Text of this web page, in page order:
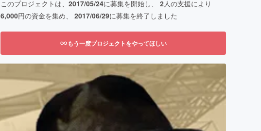
このプロジェクトは、 2017/05/24に募集を開始し、 2人の支援により
6,000円の資金を集め、 2017/06/29に募集を終了しました
もう一度プロジェクトをやってほしい